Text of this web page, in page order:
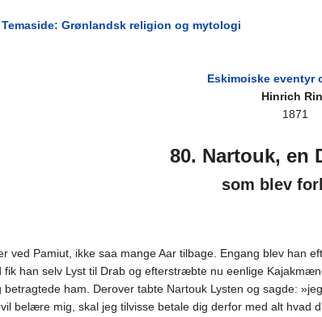
Temaside: Grønlandsk religion og mytologi
Eskimoiske eventyr
Hinrich
1871
80. Nartouk, en
som blev
ved Pamiut, ikke saa mange Aar tilbage. Engang blev han
han selv Lyst til Drab og efterstræbte nu eenlige
betragtede ham. Derover tabte Nartouk Lysten og sagde:
belære mig, skal jeg tilvisse betale dig derfor med alt